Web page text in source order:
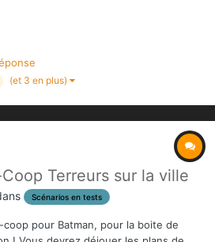
(et 3 en plus)
Terreurs sur la ville
Scénarios en tests
pour Batman, pour la boite de